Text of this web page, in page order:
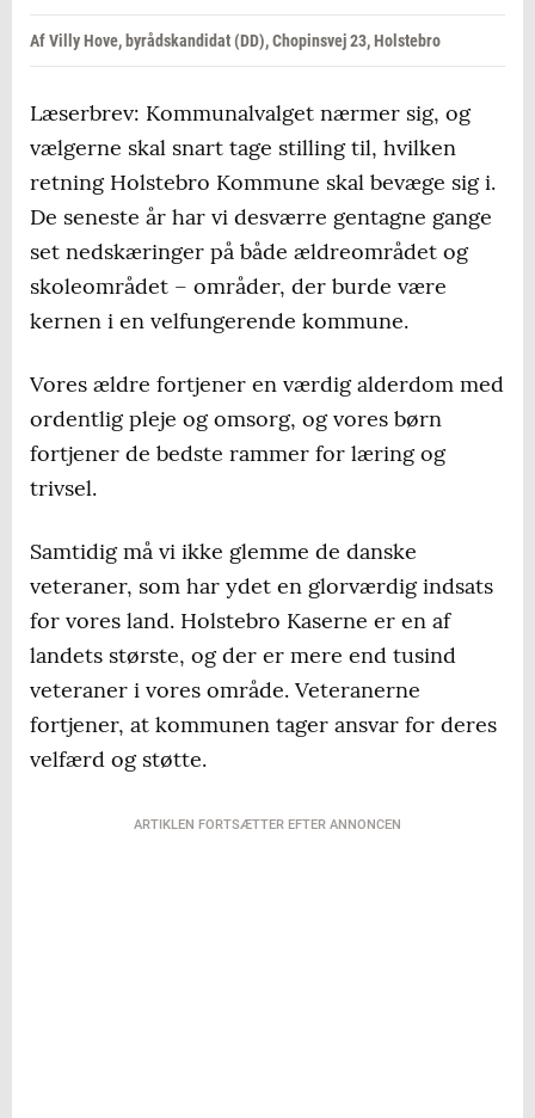
Af Villy Hove, byrådskandidat (DD), Chopinsvej 23, Holstebro
Læserbrev: Kommunalvalget nærmer sig, og
vælgerne skal snart tage stilling til, hvilken
retning Holstebro Kommune skal bevæge sig i.
De seneste år har vi desværre gentagne gange
set nedskæringer på både ældreområdet og
skoleområdet – områder, der burde være
kernen i en velfungerende kommune.
Vores ældre fortjener en værdig alderdom med
ordentlig pleje og omsorg, og vores børn
fortjener de bedste rammer for læring og
trivsel.
Samtidig må vi ikke glemme de danske
veteraner, som har ydet en glorværdig indsats
for vores land. Holstebro Kaserne er en af
landets største, og der er mere end tusind
veteraner i vores område. Veteranerne
fortjener, at kommunen tager ansvar for deres
velfærd og støtte.
ARTIKLEN FORTSÆTTER EFTER ANNONCEN